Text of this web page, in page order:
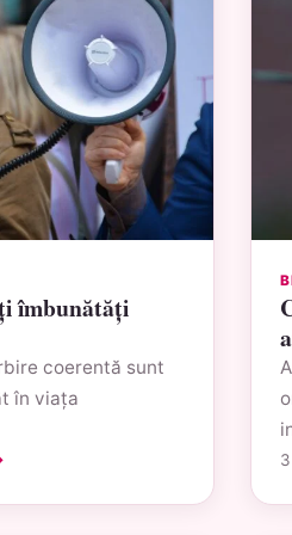
îmbunătăți
coerentă sunt
în viața